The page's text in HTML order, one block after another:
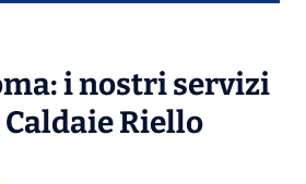
i nostri servizi
Riello